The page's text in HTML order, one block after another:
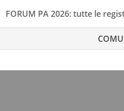
FORUM PA 2026: tutte le